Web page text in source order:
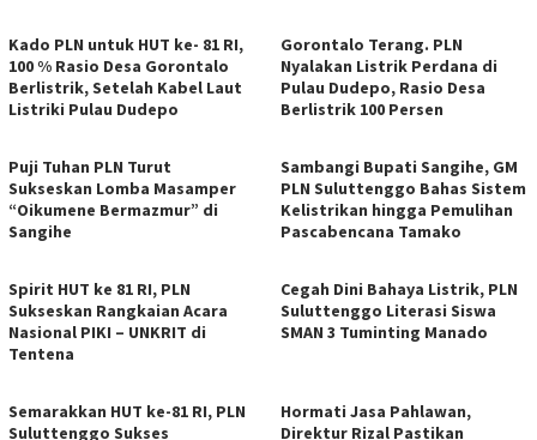
Kado PLN untuk HUT ke- 81 RI,
100 % Rasio Desa Gorontalo
Berlistrik, Setelah Kabel Laut
Listriki Pulau Dudepo
Gorontalo Terang. PLN
Nyalakan Listrik Perdana di
Pulau Dudepo, Rasio Desa
Berlistrik 100 Persen
Puji Tuhan PLN Turut
Sukseskan Lomba Masamper
“Oikumene Bermazmur” di
Sangihe
Sambangi Bupati Sangihe, GM
PLN Suluttenggo Bahas Sistem
Kelistrikan hingga Pemulihan
Pascabencana Tamako
Spirit HUT ke 81 RI, PLN
Sukseskan Rangkaian Acara
Nasional PIKI – UNKRIT di
Tentena
Cegah Dini Bahaya Listrik, PLN
Suluttenggo Literasi Siswa
SMAN 3 Tuminting Manado
Semarakkan HUT ke-81 RI, PLN
Suluttenggo Sukses
Hormati Jasa Pahlawan,
Direktur Rizal Pastikan